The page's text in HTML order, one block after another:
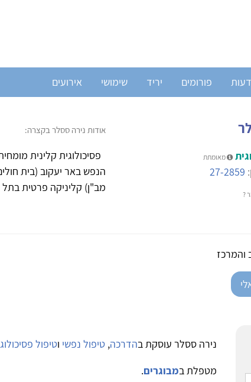
פורומים יריד שימושי אירועים
מאומתת
27-2859
?
אודות נירה ססלר בקצרה:
פסיכולוגית קלינית
הנפש באר יעקוב (בית
מב"ן) קליניקה פרטית
והמרכז
נירה ססלר עוסקת בהדרכה, טיפול נפשי וטיפול
מטפלת במבוגרים.